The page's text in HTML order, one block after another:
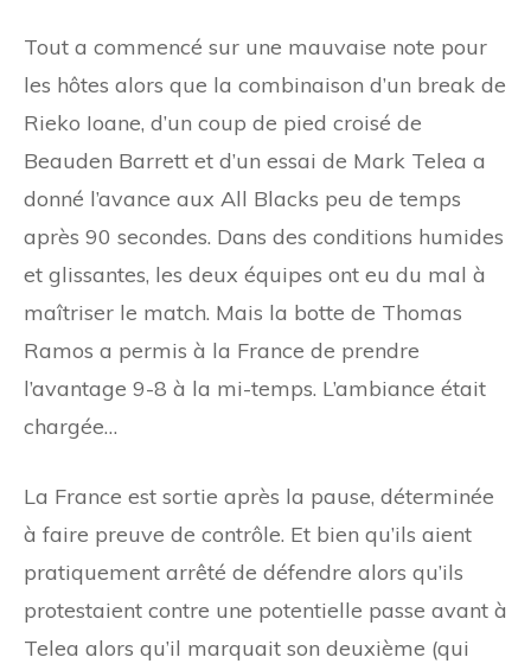
Tout a commencé sur une mauvaise note pour
les hôtes alors que la combinaison d’un break de
Rieko Ioane, d’un coup de pied croisé de
Beauden Barrett et d’un essai de Mark Telea a
donné l’avance aux All Blacks peu de temps
après 90 secondes. Dans des conditions humides
et glissantes, les deux équipes ont eu du mal à
maîtriser le match. Mais la botte de Thomas
Ramos a permis à la France de prendre
l’avantage 9-8 à la mi-temps. L’ambiance était
chargée…
La France est sortie après la pause, déterminée
à faire preuve de contrôle. Et bien qu’ils aient
pratiquement arrêté de défendre alors qu’ils
protestaient contre une potentielle passe avant à
Telea alors qu’il marquait son deuxième (qui